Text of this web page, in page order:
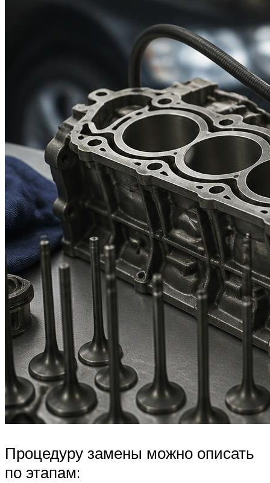
Процедуру замены можно описать
по этапам: